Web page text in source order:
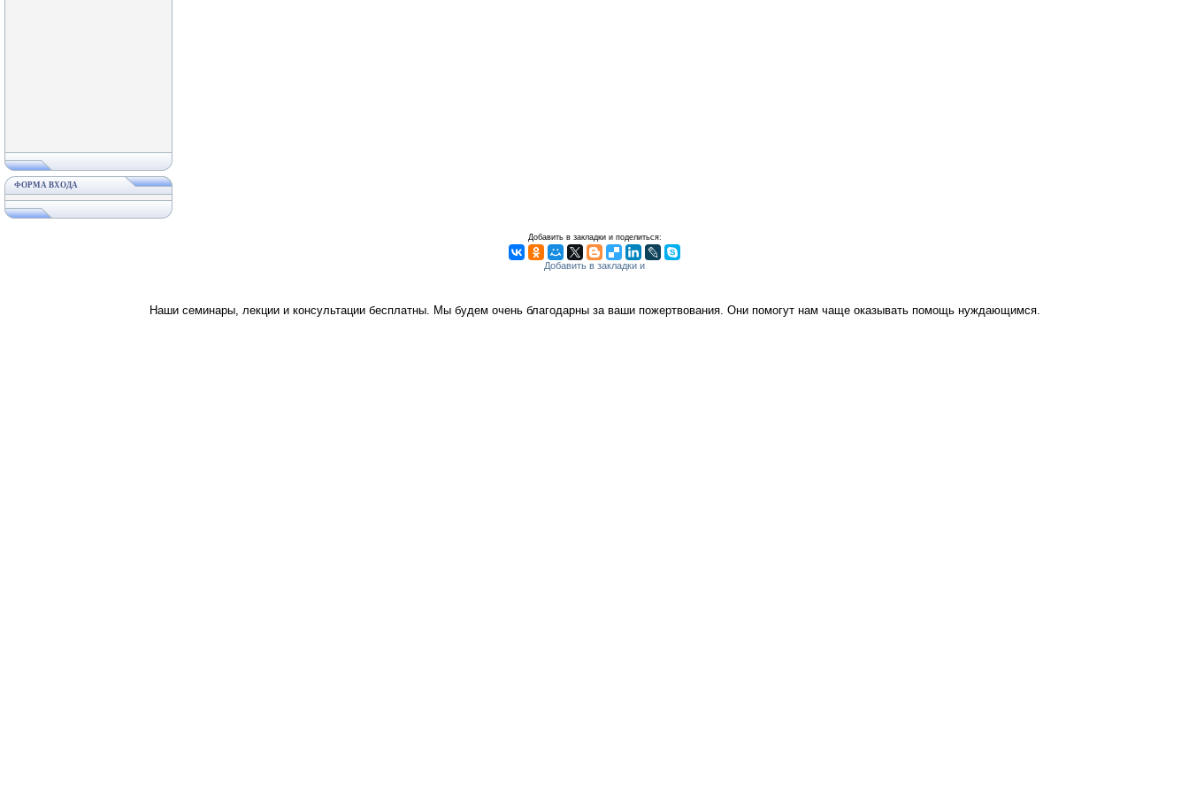
ФОРМА ВХОДА
Добавить в закладки и поделиться:
Наши семинары, лекции и консультации бесплатны. Мы будем очень благодарны за ваши пожертвования. Они помогут нам чаще оказывать помощь нуждающимся.